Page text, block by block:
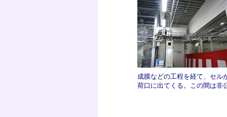
成膜などの工程を経て、セル
荷口に出てくる。この間は非